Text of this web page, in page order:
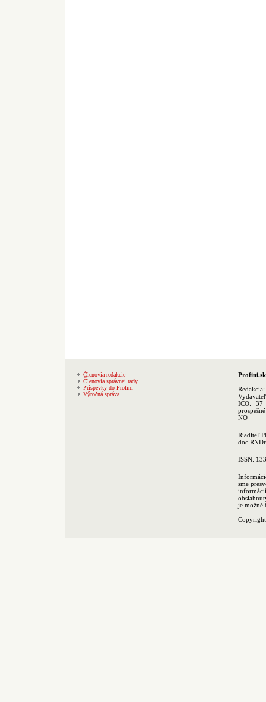
Členovia redakcie
Členovia správnej rady
Príspevky do Profini
Výročná správa
Profini.sk
Redakcia:
IČO: 37
NO
Riaditeľ
ISSN:
sme
je možné